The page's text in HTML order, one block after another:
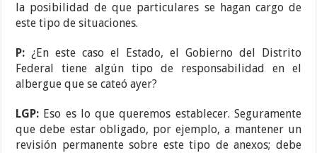
la posibilidad de que particulares se hagan cargo de
este tipo de situaciones.
P:¿En este caso el Estado, el Gobierno del Distrito
Federal tiene algún tipo de responsabilidad en el
albergue que se cateó ayer?
LGP: Eso es lo que queremos establecer. Seguramente
que debe estar obligado, por ejemplo, a mantener un
revisión permanente sobre este tipo de anexos; debe